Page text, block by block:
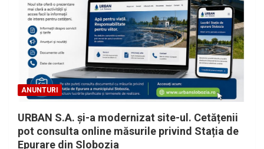
ANUNTURI
URBAN S.A. și-a modernizat site-ul. Cetățenii
pot consulta online măsurile privind Stația de
Epurare din Slobozia